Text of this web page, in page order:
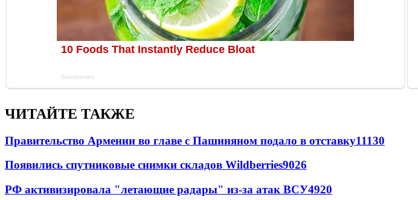
ЧИТАЙТЕ ТАКЖЕ
Правительство Армении во главе с Пашиняном подало в отставку11130
Появились спутниковые снимки складов Wildberries9026
РФ активизировала "летающие радары" из-за атак ВСУ4920